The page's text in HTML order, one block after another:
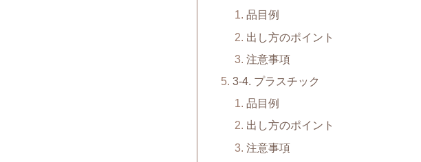
品目例
出し方のポイント
注意事項
3-4. プラスチック
品目例
出し方のポイント
注意事項